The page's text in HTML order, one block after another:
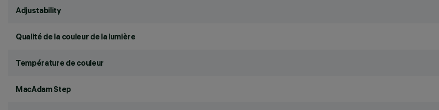
Adjustability
Qualité de la couleur de la lumière
Température de couleur
MacAdam Step